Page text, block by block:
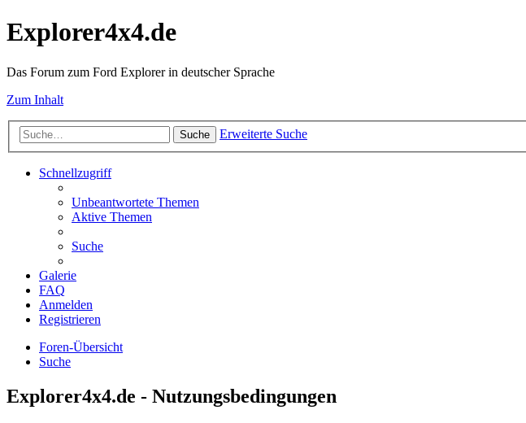
Explorer4x4.de
Das Forum zum Ford Explorer in deutscher Sprache
Zum Inhalt
Suche Erweiterte Suche
Schnellzugriff
Unbeantwortete Themen
Aktive Themen
Suche
Galerie
FAQ
Anmelden
Registrieren
Foren-Übersicht
Suche
Explorer4x4.de - Nutzungsbedingungen